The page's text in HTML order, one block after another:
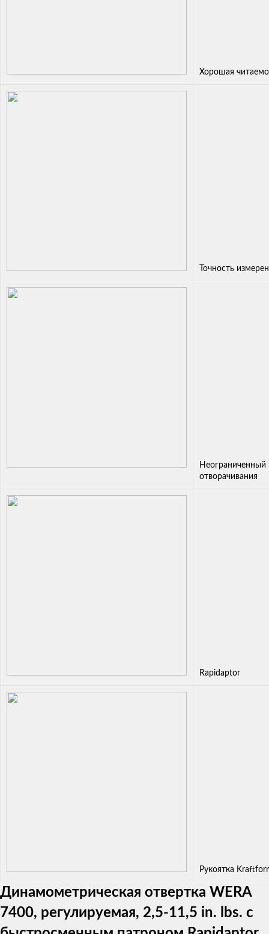
Хорошая
Точность
отворачивания
Rapidaptor
Рукоятка
Динамометрическая отвертка WERA
7400, регулируемая, 2,5-11,5 in. lbs. с